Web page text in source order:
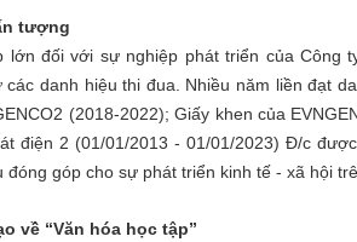
tượng
lớn đối với sự nghiệp phát triển của Công
các danh hiệu thi đua. Nhiều năm liền đạt
(2018-2022); Giấy khen của
điện 2 (01/01/2013 - 01/01/2023) Đ/c
đóng góp cho sự phát triển kinh tế - xã hội
về “Văn hóa học tập”